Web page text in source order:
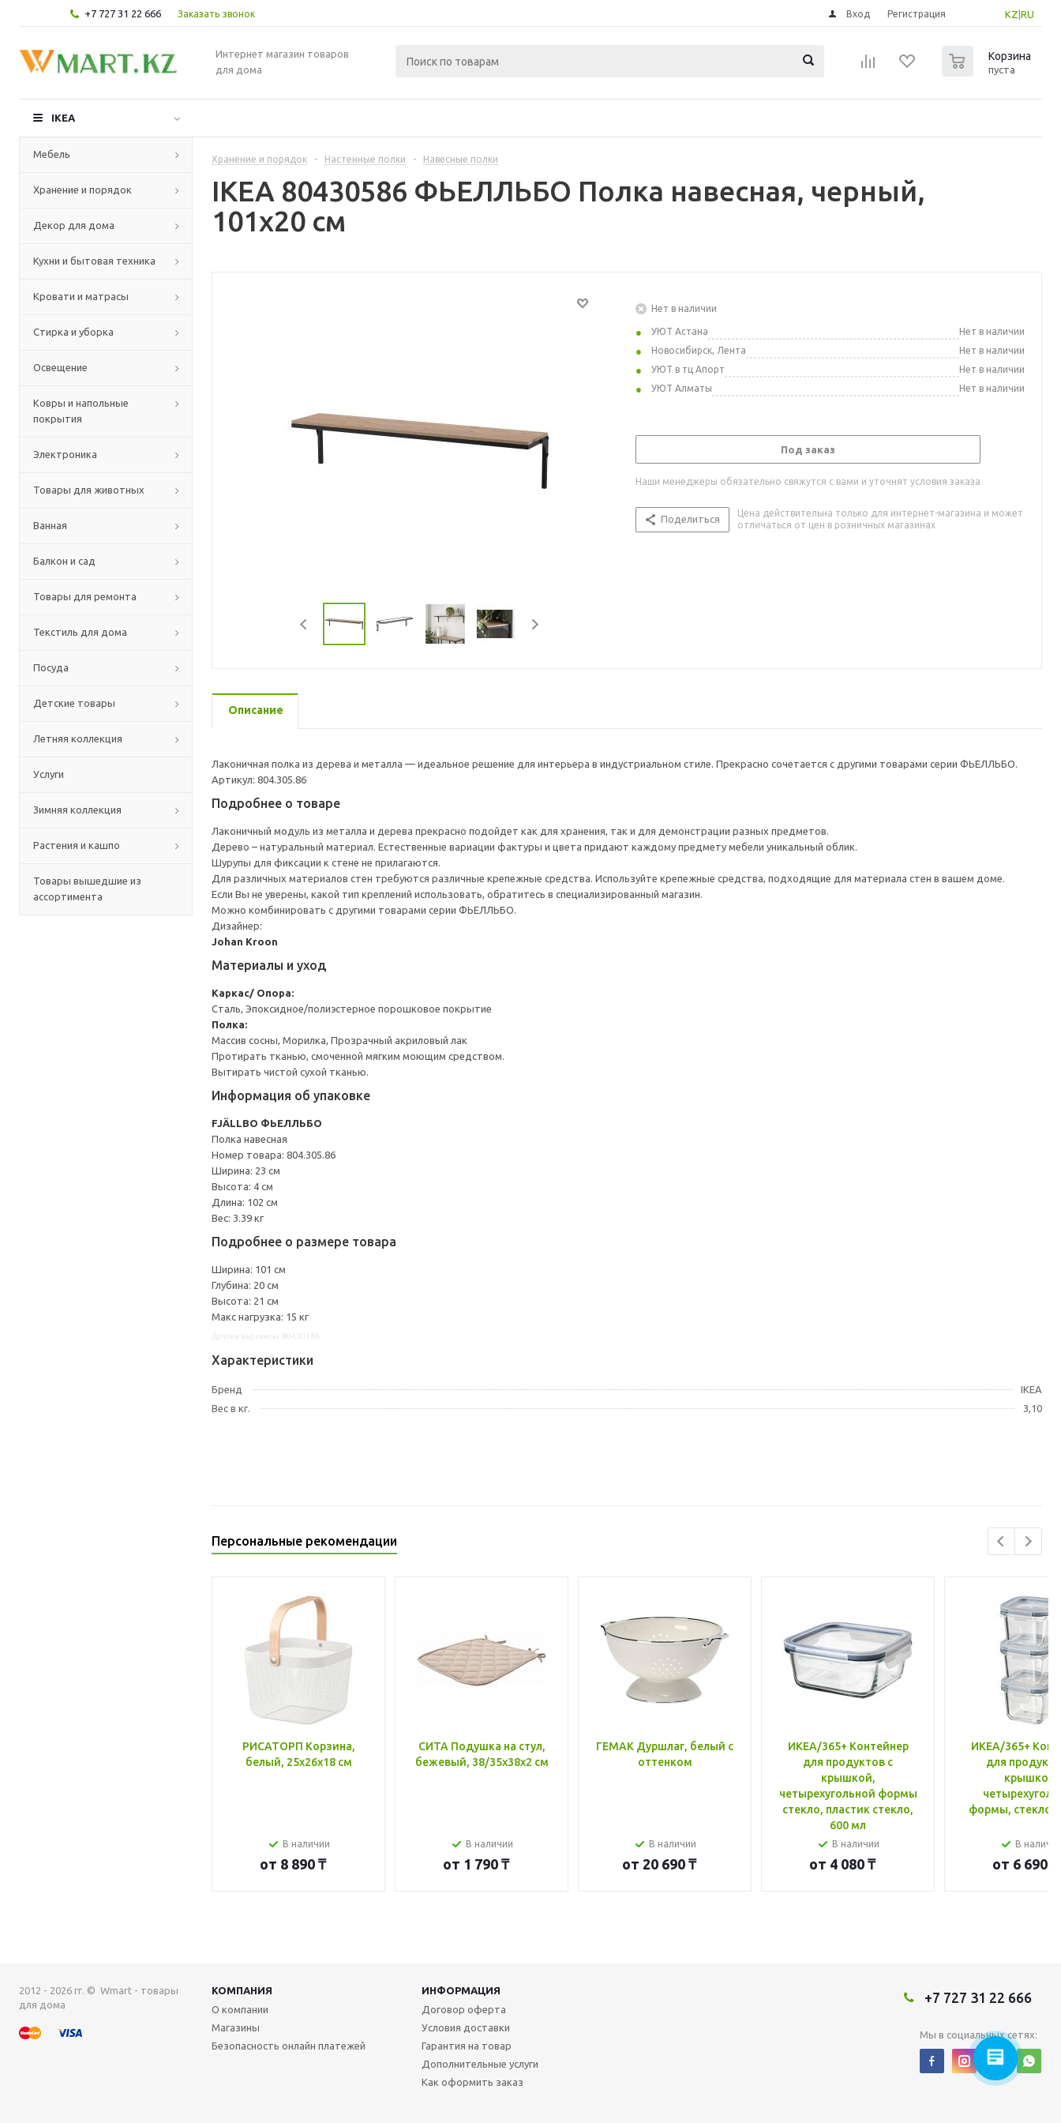
+7 727 31 22 666 Заказать звонок KZ RU
Вход Регистрация
Интернет магазин товаров
для дома
Корзина
пуста
IKEA
Мебель
Хранение и порядок
Декор для дома
Кухни и бытовая техника
Кровати и матрасы
Стирка и уборка
Освещение
Ковры и напольные
покрытия
Электроника
Товары для животных
Ванная
Балкон и сад
Товары для ремонта
Текстиль для дома
Посуда
Детские товары
Летняя коллекция
Услуги
Зимняя коллекция
Растения и кашпо
Товары вышедшие из
ассортимента
Хранение и порядок - Настенные полки - Навесные полки
IKEA 80430586 ФЬЕЛЛЬБО Полка навесная, черный,
101x20 см
Нет в наличии
УЮТ Астана
Нет в наличии
Новосибирск, Лента
Нет в наличии
УЮТ в тц Апорт
Нет в наличии
УЮТ Алматы
Нет в наличии
Под заказ
Наши менеджеры обязательно свяжутся с вами и уточнят условия заказа
Поделиться
Цена действительна только для интернет-магазина и может
отличаться от цен в розничных магазинах
Описание
Лаконичная полка из дерева и металла — идеальное решение для интерьера в индустриальном стиле. Прекрасно сочетается с другими товарами серии ФЬЕЛЛЬБО.
Артикул: 804.305.86
Подробнее о товаре
Лаконичный модуль из металла и дерева прекрасно подойдет как для хранения, так и для демонстрации разных предметов.
Дерево – натуральный материал. Естественные вариации фактуры и цвета придают каждому предмету мебели уникальный облик.
Шурупы для фиксации к стене не прилагаются.
Для различных материалов стен требуются различные крепежные средства. Используйте крепежные средства, подходящие для материала стен в вашем доме.
Если Вы не уверены, какой тип креплений использовать, обратитесь в специализированный магазин.
Можно комбинировать с другими товарами серии ФЬЕЛЛЬБО.
Дизайнер:
Johan Kroon
Материалы и уход
Каркас/ Опора:
Сталь, Эпоксидное/полиэстерное порошковое покрытие
Полка:
Массив сосны, Морилка, Прозрачный акриловый лак
Протирать тканью, смоченной мягким моющим средством.
Вытирать чистой сухой тканью.
Информация об упаковке
FJÄLLBO ФЬЕЛЛЬБО
Полка навесная
Номер товара: 804.305.86
Ширина: 23 см
Высота: 4 см
Длина: 102 см
Вес: 3.39 кг
Подробнее о размере товара
Ширина: 101 см
Глубина: 20 см
Высота: 21 см
Макс нагрузка: 15 кг
Характеристики
Бренд
IKEA
Вес в кг.
3,10
Персональные рекомендации
РИСАТОРП Корзина,
белый, 25x26x18 см
В наличии
от 8 890 ₸
СИТА Подушка на стул,
бежевый, 38/35x38x2 см
В наличии
от 1 790 ₸
ГЕМАК Дуршлаг, белый с
оттенком
В наличии
от 20 690 ₸
ИКЕА/365+ Контейнер
для продуктов с
крышкой,
четырехугольной формы
стекло, пластик стекло,
600 мл
В наличии
от 4 080 ₸
ИКЕА/365+
для
крышкой,
формы, стекло,
В
от 6 690 ₸
2012 - 2026 гг. © Wmart - товары
для дома
КОМПАНИЯ
ИНФОРМАЦИЯ
О компании
Магазины
Безопасность онлайн платежей
Договор оферта
Условия доставки
Гарантия на товар
Дополнительные услуги
Как оформить заказ
+7 727 31 22 666
Мы в социальных сетях: